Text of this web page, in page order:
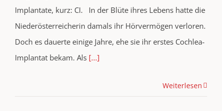
Implantate, kurz: CI. In der Blüte ihres Lebens hatte die
Niederösterreicherin damals ihr Hörvermögen verloren.
Doch es dauerte einige Jahre, ehe sie ihr erstes Cochlea-
Implantat bekam. Als[...]
Weiterlesen